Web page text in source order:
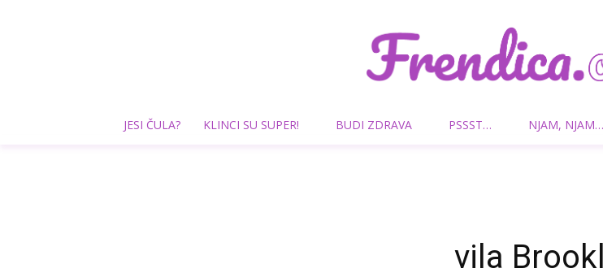
JESI ČULA? KLINCI SU SUPER! BUDI ZDRAVA PSSST… NJAM, NJAM…
vila